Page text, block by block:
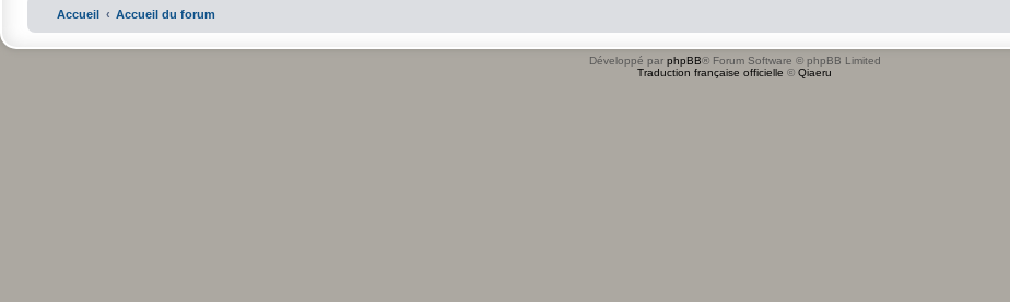
Accueil Accueil du forum
Développé par phpBB® Forum Software © phpBB Limited
Traduction française officielle © Qiaeru